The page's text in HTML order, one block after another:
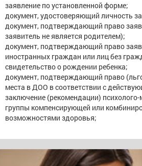
заявление по установленной форме;
документ, удостоверяющий личность
документ, подтверждающий право
заявитель не является родителем);
документ, подтверждающий право
иностранных граждан или лиц без
свидетельство о рождении ребенка;
документ, подтверждающий право
места в ДОО в соответствии с
заключение (рекомендации)
группы компенсирующей или
возможностями здоровья;